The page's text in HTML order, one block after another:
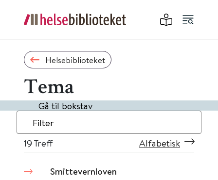
Helsebiblioteket
Tema
Gå til bokstav
Filter
19 Treff Alfabetisk
Smittevernloven